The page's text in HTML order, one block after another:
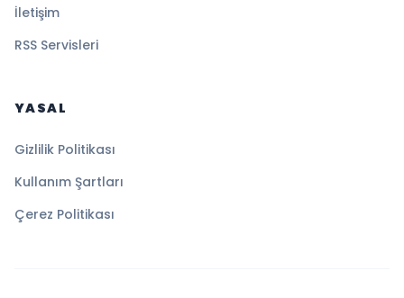
İletişim
RSS Servisleri
YASAL
Gizlilik Politikası
Kullanım Şartları
Çerez Politikası